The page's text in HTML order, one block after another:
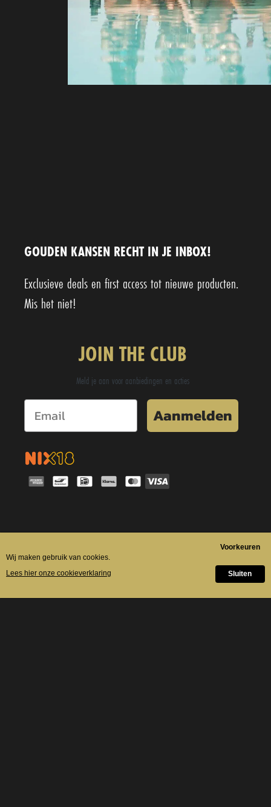
GOUDEN KANSEN RECHT IN JE INBOX!
Exclusieve deals en first access tot nieuwe producten.
Mis het niet!
JOIN THE CLUB
Meld je aan voor aanbiedingen en acties
Aanmelden